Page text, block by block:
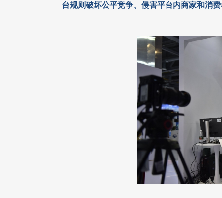
台规则破坏公平竞争、侵害平台内商家和消